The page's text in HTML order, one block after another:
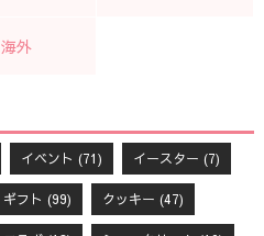
海外
イベント (71) イースター (7)
ギフト (99) クッキー (47)